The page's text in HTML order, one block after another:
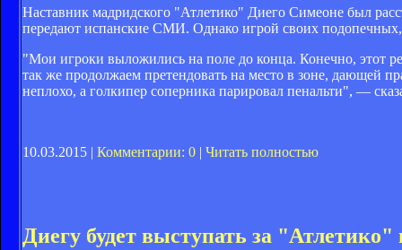
Наставник мадридского "Атлетико" Диего Симеоне был
передают испанские СМИ. Однако игрой своих подопечных,
"Мои игроки выложились на поле до конца. Конечно, этот
так же продолжаем претендовать на место в зоне, дающей
неплохо, а голкипер соперника парировал пенальти", —
10.03.2015 | Комментарии: 0 | Читать полностью
Диегу будет выступать за